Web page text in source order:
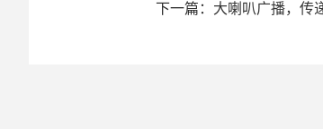
下一篇： 大喇叭广播，传